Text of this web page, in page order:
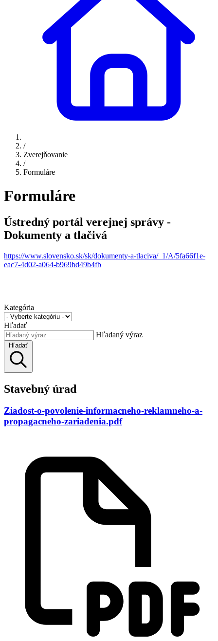
/
Zverejňovanie
/
Formuláre
Formuláre
Ústredný portál verejnej správy -
Dokumenty a tlačivá
https://www.slovensko.sk/sk/dokumenty-a-tlaciva/_1/A/5fa66f1e-
eac7-4d02-a064-b969bd49b4fb
Kategória
Hľadať
Hľadaný výraz
Hľadať
Stavebný úrad
Ziadost-o-povolenie-informacneho-reklamneho-a-
propagacneho-zariadenia.pdf